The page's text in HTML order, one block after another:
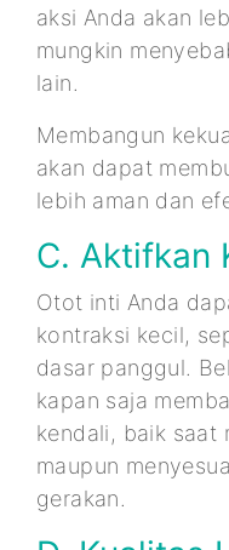
aksi Anda akan
mungkin
lain.
Membangun
akan dapat
lebih aman dan
C. Aktifkan
Otot inti Anda
kontraksi kecil,
dasar panggul.
kapan saja
kendali, baik saat
maupun
gerakan.